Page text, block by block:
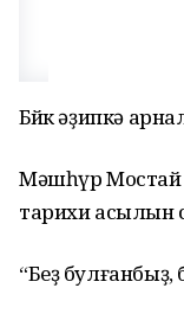
Бөйөк әҙипкә
Мәшһүр Мостай
тарихи асылын
“Беҙ